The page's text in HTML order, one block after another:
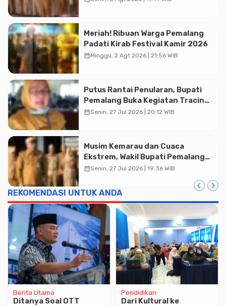
Advertisment
Meriah! Ribuan Warga Pemalang
Padati Kirab Festival Kamir 2026
calendar_monthMinggu, 2 Agt 2026 | 21:56 WIB
Putus Rantai Penularan, Bupati
Pemalang Buka Kegiatan Tracing
TBC Terintegrasi di Mulyoharjo
calendar_monthSenin, 27 Jul 2026 | 20:12 WIB
Musim Kemarau dan Cuaca
Ekstrem, Wakil Bupati Pemalang
Ingatkan ASN Waspada Bahaya
calendar_monthSenin, 27 Jul 2026 | 19:36 WIB
REKOMENDASI UNTUK ANDA
Berita Utama
Ditanya Soal OTT
Pendidikan
Dari Kultural ke